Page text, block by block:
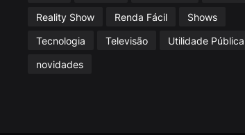
Reality Show
Renda Fácil
Shows
Tecnologia
Televisão
Utilidade Pública
novidades